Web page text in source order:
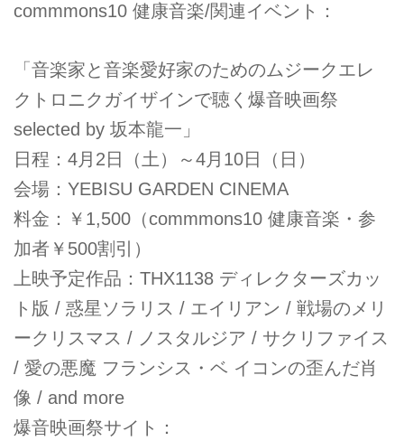
commmons10 健康音楽/関連イベント：
「音楽家と音楽愛好家のためのムジークエレ
クトロニクガイザインで聴く爆音映画祭
selected by 坂本龍一」
日程：4月2日（土）～4月10日（日）
会場：YEBISU GARDEN CINEMA
料金：￥1,500（commmons10 健康音楽・参
加者￥500割引）
上映予定作品：THX1138 ディレクターズカッ
ト版 / 惑星ソラリス / エイリアン / 戦場のメリ
ークリスマス / ノスタルジア / サクリファイス
/ 愛の悪魔 フランシス・ベ イコンの歪んだ肖
像 / and more
爆音映画祭サイト：